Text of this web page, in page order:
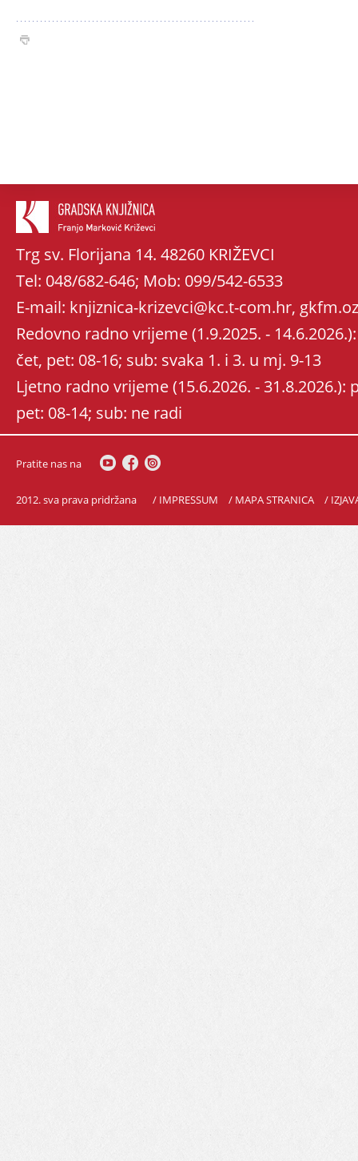
Trg sv. Florijana 14. 48260 KRIŽEVCI
Tel: 048/682-646; Mob: 099/542-6533
E-mail: knjiznica-krizevci@kc.t-com.hr,
Redovno radno vrijeme (1.9.2025. -
čet, pet: 08-16; sub: svaka 1. i 3. u mj. 9-13
Ljetno radno vrijeme (15.6.2026. - 31.8.2026.):
pet: 08-14; sub: ne radi
Pratite nas na
2012. sva prava pridržana / IMPRESSUM / MAPA STRANICA /